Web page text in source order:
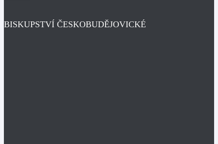
BISKUPSTVÍ ČESKOBUDĚJOVICKÉ